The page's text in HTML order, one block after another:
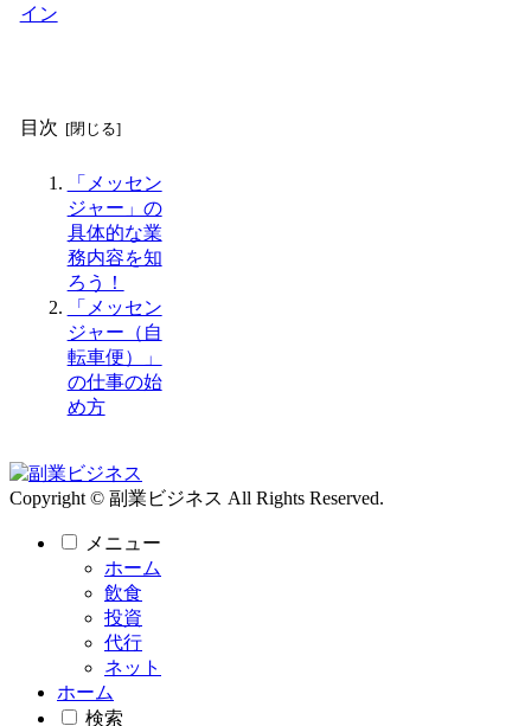
イン
目次
「メッセン
ジャー」の
具体的な業
務内容を知
ろう！
「メッセン
ジャー（自
転車便）」
の仕事の始
め方
Copyright © 副業ビジネス All Rights Reserved.
メニュー
ホーム
飲食
投資
代行
ネット
ホーム
検索